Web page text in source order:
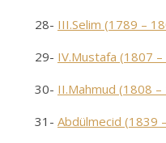
28- III.Selim (1789 –
29- IV.Mustafa (1807
30- II.Mahmud (1808 –
31- Abdülmecid (1839